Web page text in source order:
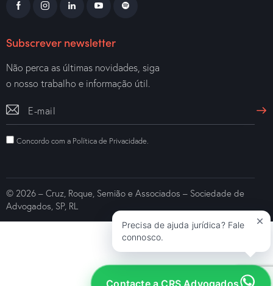
Subscrever newsletter
Não perca as últimas novidades, siga
o nosso trabalho e informação útil.
Concordo com a Política de Privacidade
© 2026 – Cruz, Roque, Semião e Associados – Sociedade de
Advogados, SP, RL
Contacte a CRS Advogados
Precisa de ajuda jurídica? Fale
connosco.